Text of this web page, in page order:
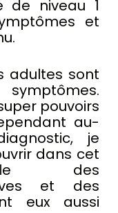
de niveau 1
et
adultes sont
pouvoirs
au-
je
dans cet
des
et des
eux aussi